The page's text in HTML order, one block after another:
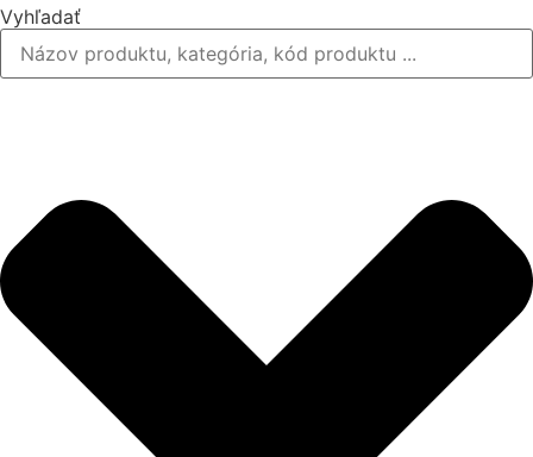
Vyhľadať